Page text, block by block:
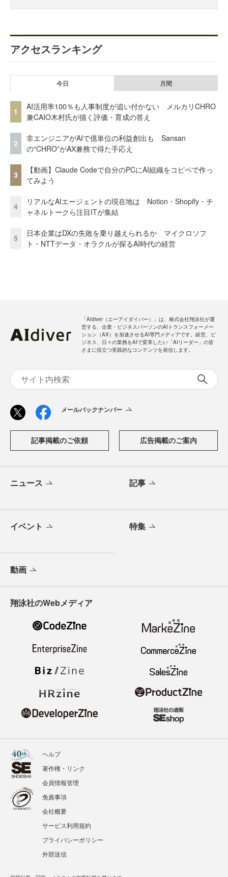
アクセスランキング
今日 月間
1
AI活用率100％も人事制度が追い付かない メルカリCHRO
兼CAIO木村氏が描く評価・育成の答え
2
非エンジニアがAIで億単位の利益創出も Sansan
の“CHRO”がAX兼務で得た手応え
3
【動画】Claude Codeで自分のPCにAI組織をコピペで作っ
てみよう
4
リアルなAIエージェントの現在地は Notion・Shopify・チ
ャネルトークら注目ITが集結
5
日本企業はDXの失敗を乗り越えられるか マイクロソフ
ト・NTTデータ・オラクルが探るAI時代の経営
「AIdiver（エーアイダイバー）」は、株式会社翔泳社が運
営する、企業・ビジネスパーソンのAIトランスフォーメー
ション（AX）を加速させるAI専門メディアです。経営、ビ
ジネス、日々の業務をAIで変革したい「AIリーダー」の皆
さまに役立つ実践的なコンテンツを発信します。
メールバックナンバー
記事掲載のご依頼 広告掲載のご案内
ニュース 記事
イベント 特集
動画
翔泳社のWebメディア
ヘルプ
著作権・リンク
会員情報管理
免責事項
会社概要
サービス利用規約
プライバシーポリシー
外部送信